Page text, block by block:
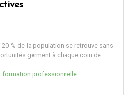
% de la population se retrouve sans
germent à chaque coin de...
formation professionnelle